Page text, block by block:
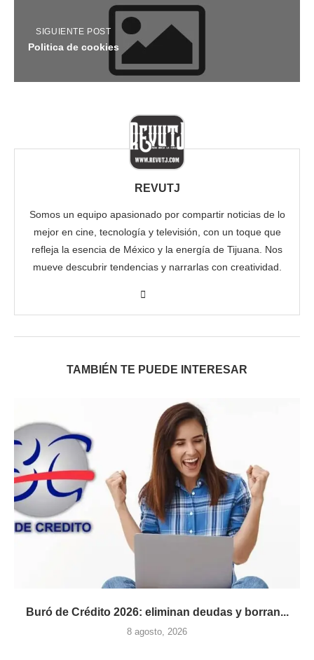
SIGUIENTE POST
Politica de cookies
REVUTJ
Somos un equipo apasionado por compartir noticias de lo
mejor en cine, tecnología y televisión, con un toque que
refleja la esencia de México y la energía de Tijuana. Nos
mueve descubrir tendencias y narrarlas con creatividad.
TAMBIÉN TE PUEDE INTERESAR
Buró de Crédito 2026: eliminan deudas y borran...
8 agosto, 2026